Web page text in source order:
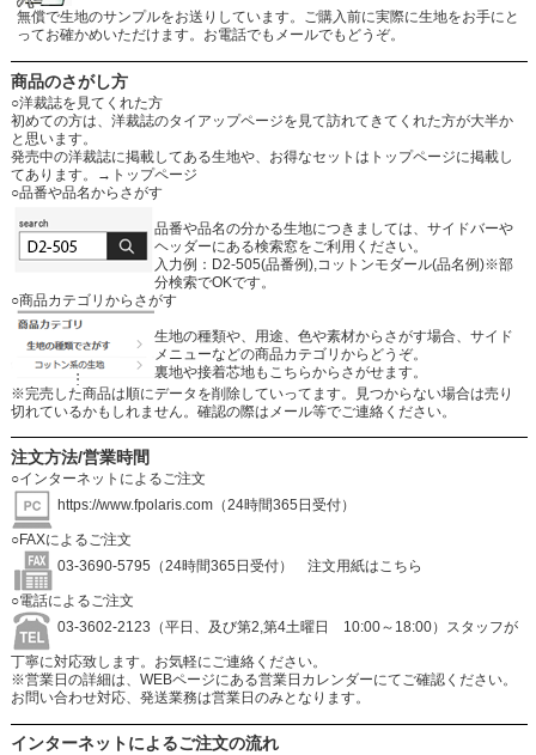
無償で生地のサンプルをお送りしています。ご購入前に実際に生地をお手にと
ってお確かめいただけます。お電話でもメールでもどうぞ。
商品のさがし方
○洋裁誌を見てくれた方
初めての方は、洋裁誌のタイアップページを見て訪れてきてくれた方が大半か
と思います。
発売中の洋裁誌に掲載してある生地や、お得なセットはトップページに掲載し
てあります。
→トップページ
○品番や品名からさがす
品番や品名の分かる生地につきましては、サイドバーや
ヘッダーにある検索窓をご利用ください。
入力例：D2-505(品番例),コットンモダール(品名例)※部
分検索でOKです。
○商品カテゴリからさがす
生地の種類や、用途、色や素材からさがす場合、サイド
メニューなどの商品カテゴリからどうぞ。
裏地や接着芯地もこちらからさがせます。
※完売した商品は順にデータを削除していってます。見つからない場合は売り
切れているかもしれません。確認の際はメール等でご連絡ください。
注文方法/営業時間
○インターネットによるご注文
https://www.fpolaris.com（24時間365日受付）
○FAXによるご注文
03-3690-5795（24時間365日受付）
注文用紙はこちら
○電話によるご注文
03-3602-2123（平日、及び第2,第4土曜日 10:00～18:00）スタッフが
丁寧に対応致します。お気軽にご連絡ください。
※営業日の詳細は、WEBページにある営業日カレンダーにてご確認ください。
お問い合わせ対応、発送業務は営業日のみとなります。
インターネットによるご注文の流れ